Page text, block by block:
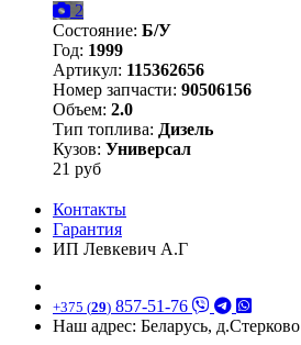
2
Состояние: Б/У
Год: 1999
Артикул: 115362656
Номер запчасти: 90506156
Объем: 2.0
Тип топлива: Дизель
Кузов: Универсал
21 руб
Контакты
Гарантия
ИП Левкевич А.Г
+375 (29) 857-51-76
Наш адрес: Беларусь, д.Стерково